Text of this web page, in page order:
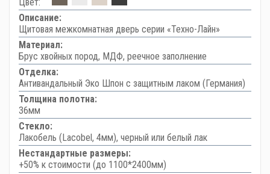
Описание:
Щитовая межкомнатная дверь серии «Техно-Лайн»
Материал:
Брус хвойных пород, МДФ, реечное заполнение
Отделка:
Антивандальный Эко Шпон с защитным лаком (Германия)
Толщина полотна:
36мм
Стекло:
Лакобель (Lacobel, 4мм), черный или белый лак
Нестандартные размеры:
+50% к стоимости (до 1100*2400мм)